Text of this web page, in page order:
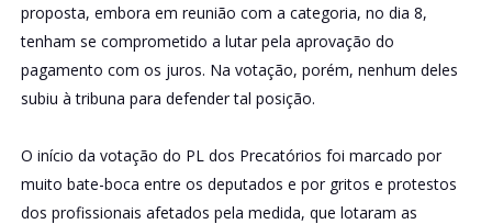
proposta, embora em reunião com a categoria, no dia 8,
tenham se comprometido a lutar pela aprovação do
pagamento com os juros. Na votação, porém, nenhum deles
subiu à tribuna para defender tal posição.
O início da votação do PL dos Precatórios foi marcado por
muito bate-boca entre os deputados e por gritos e protestos
dos profissionais afetados pela medida, que lotaram as